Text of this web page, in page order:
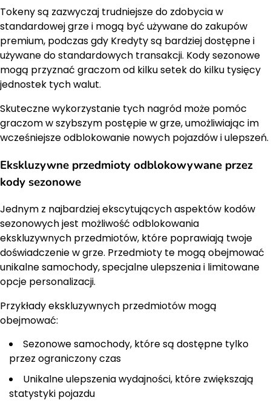
Tokeny są zazwyczaj trudniejsze do zdobycia w
standardowej grze i mogą być używane do zakupów
premium, podczas gdy Kredyty są bardziej dostępne i
używane do standardowych transakcji. Kody sezonowe
mogą przyznać graczom od kilku setek do kilku tysięcy
jednostek tych walut.
Skuteczne wykorzystanie tych nagród może pomóc
graczom w szybszym postępie w grze, umożliwiając im
wcześniejsze odblokowanie nowych pojazdów i ulepszeń.
Ekskluzywne przedmioty odblokowywane przez
kody sezonowe
Jednym z najbardziej ekscytujących aspektów kodów
sezonowych jest możliwość odblokowania
ekskluzywnych przedmiotów, które poprawiają twoje
doświadczenie w grze. Przedmioty te mogą obejmować
unikalne samochody, specjalne ulepszenia i limitowane
opcje personalizacji.
Przykłady ekskluzywnych przedmiotów mogą
obejmować:
Sezonowe samochody, które są dostępne tylko
przez ograniczony czas
Unikalne ulepszenia wydajności, które zwiększają
statystyki pojazdu